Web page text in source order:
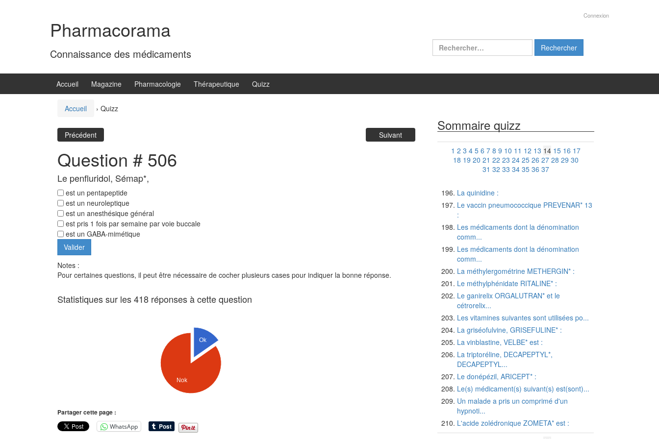
Pharmacorama
Connaissance des médicaments
Connexion
Rechercher :
Accueil Magazine Pharmacologie Thérapeutique Quizz
Accueil › Quizz
Précédent Suivant
Question # 506
Le penfluridol, Sémap*,
est un pentapeptide
est un neuroleptique
est un anesthésique général
est pris 1 fois par semaine par voie buccale
est un GABA-mimétique
Notes :
Pour certaines questions, il peut être nécessaire de cocher plusieurs cases pour indiquer la bonne réponse.
Statistiques sur les 418 réponses à cette question
Ok
Nok
Partager cette page :
WhatsApp
Sommaire quizz
1 2 3 4 5 6 7 8 9 10 11 12 13 14 15 16 17
18 19 20 21 22 23 24 25 26 27 28 29 30
31 32 33 34 35 36 37
La quinidine :
Le vaccin pneumococcique PREVENAR* 13
:
Les médicaments dont la dénomination
comm...
Les médicaments dont la dénomination
comm...
La méthylergométrine METHERGIN* :
Le méthylphénidate RITALINE* :
Le ganirelix ORGALUTRAN* et le
cétrorelix...
Les vitamines suivantes sont utilisées po...
La griséofulvine, GRISEFULINE* :
La vinblastine, VELBE* est :
La triptoréline, DECAPEPTYL*,
DECAPEPTYL...
Le donépézil, ARICEPT* :
Le(s) médicament(s) suivant(s) est(sont)...
Un malade a pris un comprimé d'un
hypnoti...
L'acide zolédronique ZOMETA* est :